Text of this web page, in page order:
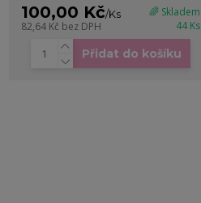
100,00 Kč/Ks
82,64 Kč bez DPH
🌈 Skladem
44 Ks
Přidat do košíku